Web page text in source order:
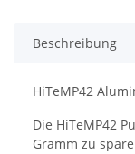
Beschreibung
HiTeMP42
Die HiTeMP42
Gramm zu